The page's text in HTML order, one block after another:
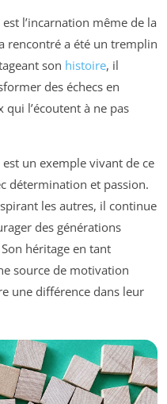
l’incarnation même de la
rencontré a été un tremplin
son histoire, il
des échecs en
l’écoutent à ne pas
un exemple vivant de ce
détermination et passion.
les autres, il continue
des générations
héritage en tant
source de motivation
une différence dans leur